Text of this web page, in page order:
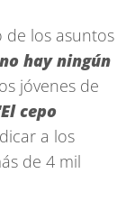
de los asuntos
hay ningún
jóvenes de
cepo
a los
de 4 mil